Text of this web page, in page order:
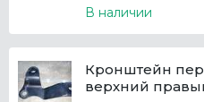
В наличии
Кронштейн
верхний